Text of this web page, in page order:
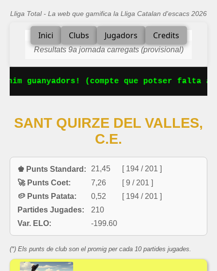
Lliga Total - La web que gamifica la Lliga Catalan d'escacs 2026
Inici Clubs Jugadors Credits
Resultats 9a jornada carregats (provisional)
guanyadors! (compte que potser falta
SANT QUIRZE DEL VALLES,
C.E.
♚ Punts Standard: 21,45
[ 194 / 201 ]
🚀 Punts Coet:
7,26
[ 9 / 201 ]
🥔 Punts Patata:
0,52
[ 194 / 201 ]
Partides Jugades:
210
Var. ELO:
-199.60
(*) Els punts de club son el promig per cada 10 partides jugades.